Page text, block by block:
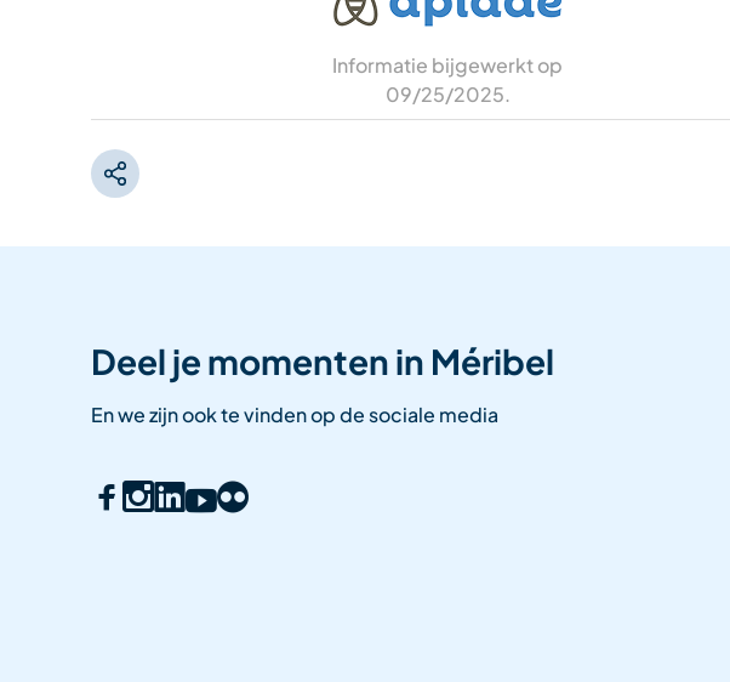
Informatie bijgewerkt op
09/25/2025.
Deel je momenten in Méribel
En we zijn ook te vinden op de sociale media